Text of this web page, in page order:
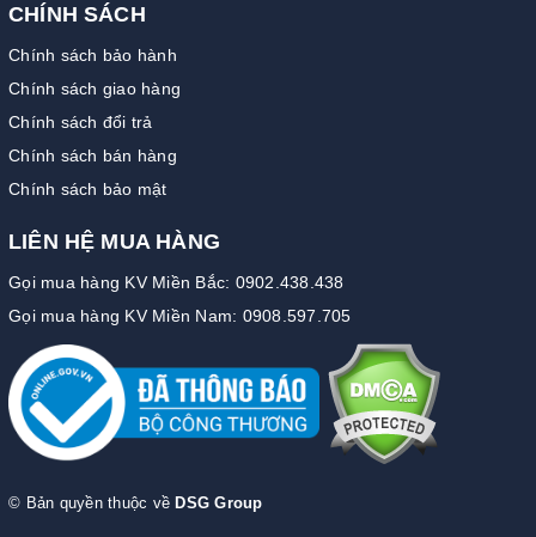
CHÍNH SÁCH
Chính sách bảo hành
Chính sách giao hàng
Chính sách đổi trả
Chính sách bán hàng
Chính sách bảo mật
LIÊN HỆ MUA HÀNG
Gọi mua hàng KV Miền Bắc: 0902.438.438
Gọi mua hàng KV Miền Nam: 0908.597.705
© Bản quyền thuộc về DSG Group